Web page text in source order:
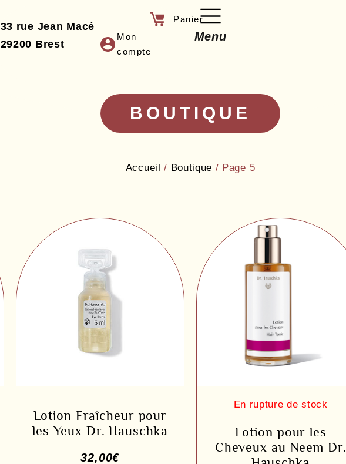
33 rue Jean Macé
29200 Brest
Mon
compte
Menu
BOUTIQUE
Accueil / Boutique / Page 5
Lotion Fraîcheur pour
les Yeux Dr. Hauschka
32,00€
Lotion pour les
Cheveux au Neem Dr.